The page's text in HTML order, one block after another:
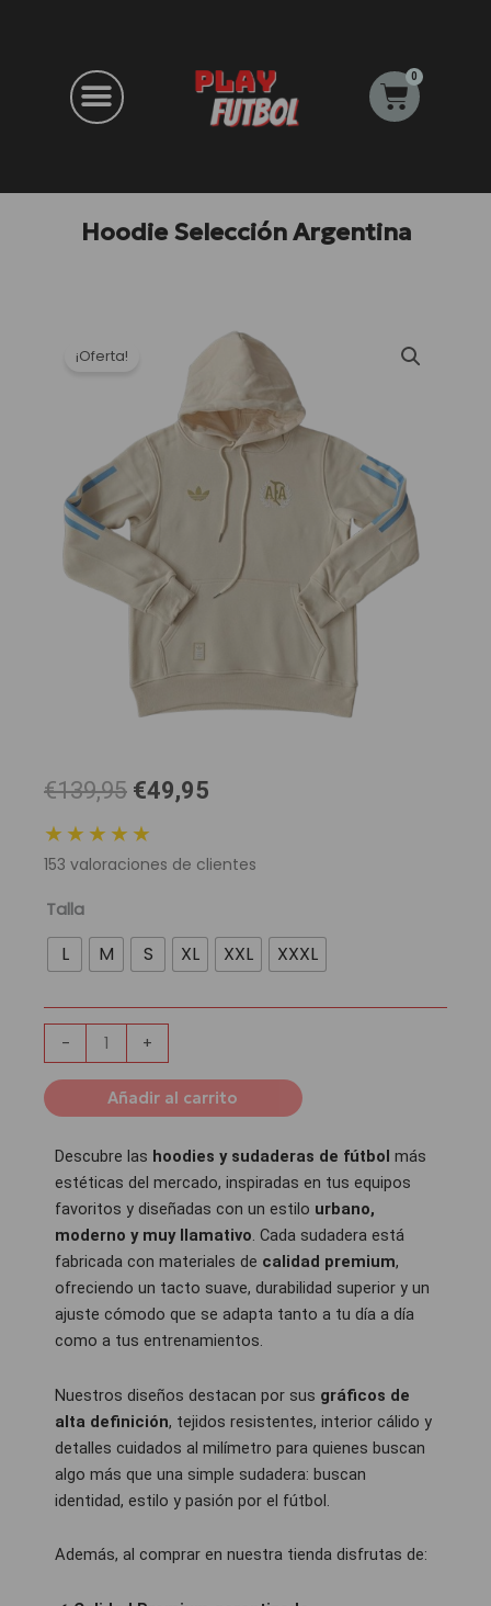
0
Carrito
Hoodie Selección Argentina
¡Oferta!
€139,95 El
original
era:
€49,95
es:
★★★★★
153 valoraciones de clientes
Talla
L M S XL XXL XXXL
-
Hoodie
Selección
Argentina
+
Añadir al carrito
Descubre las hoodies y sudaderas de fútbol más
estéticas del mercado, inspiradas en tus equipos
favoritos y diseñadas con un estilo urbano,
moderno y muy llamativo. Cada sudadera está
fabricada con materiales de calidad premium,
ofreciendo un tacto suave, durabilidad superior y un
ajuste cómodo que se adapta tanto a tu día a día
como a tus entrenamientos.
Nuestros diseños destacan por sus gráficos de
alta definición, tejidos resistentes, interior cálido y
detalles cuidados al milímetro para quienes buscan
algo más que una simple sudadera: buscan
identidad, estilo y pasión por el fútbol.
Además, al comprar en nuestra tienda disfrutas de: